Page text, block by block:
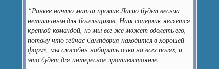
“Раннее начало матча против Лацио будет весьма
нетипичным для болельщиков. Наш соперник является
крепкой командой, но мы все же может одолеть его,
потому что сейчас Сампдория находится в хорошей
форме, мы способны набирать очки на всех полях, и
это будет для интересное противостояние.